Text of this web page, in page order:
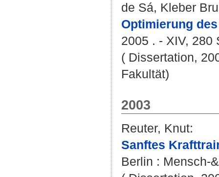
de Sá, Kleber
Optimierung
2005 . - XIV, 280
( Dissertation,
Fakultät)
2003
Reuter, Knut:
Sanftes
Berlin : Mensch-